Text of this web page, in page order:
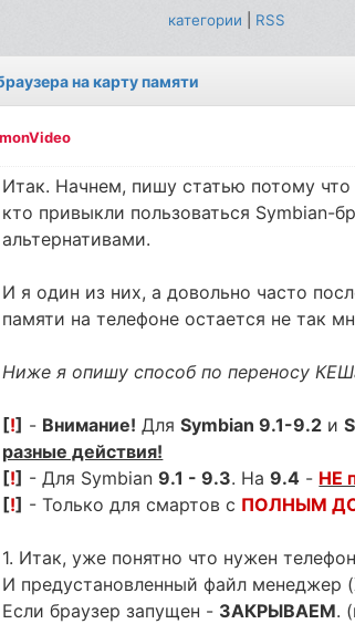
категории RSS
на карту памяти
Итак. Начнем, пишу статью потому
кто привыкли пользоваться Symbian-
альтернативами.
И я один из них, а довольно часто
памяти на телефоне остается не так
Ниже я опишу способ по переносу
[!] - Внимание! ДляSymbian 9.1-9.2 и
разные действия!
[!] - Для Symbian9.1 - 9.3. На9.4 - НЕ
[!] - Только для смартов с ПОЛНЫМ
1. Итак, уже понятно что нужен
И предустановленный файл менеджер
Если браузер запущен - ЗАКРЫВАЕМ.